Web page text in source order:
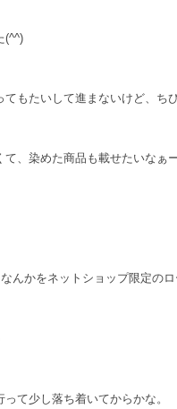
(^^)
もたいして進まないけど、ち
、染めた商品も載せたいなぁー
んかをネットショップ限定の
て少し落ち着いてからかな。